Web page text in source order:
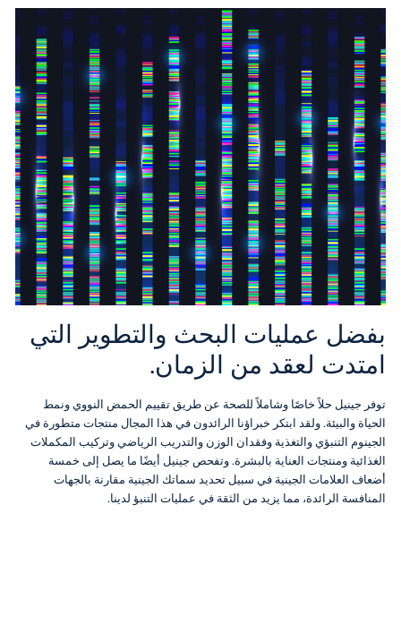
بفضل عمليات البحث والتطوير التي
امتدت لعقد من الزمان.
توفر جينيل حلاً خاصًا وشاملاً للصحة عن طريق تقييم الحمض النووي ونمط
الحياة والبيئة. ولقد ابتكر خبراؤنا الرائدون في هذا المجال منتجات متطورة في
الجينوم التنبؤي والتغذية وفقدان الوزن والتدريب الرياضي وتركيب المكملات
الغذائية ومنتجات العناية بالبشرة. وتفحص جينيل أيضًا ما يصل إلى خمسة
أضعاف العلامات الجينية في سبيل تحديد سماتك الجينية مقارنة بالجهات
المنافسة الرائدة، مما يزيد من الثقة في عمليات التنبؤ لدينا.